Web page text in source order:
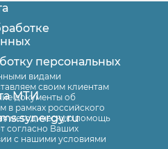
персональных
МТИ
видами
своим клиентам
документы об
в рамках российского
методическую помощь
согласно Ваших
с нашими условиями